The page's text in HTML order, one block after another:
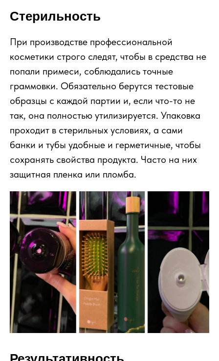
Стерильность
При производстве профессиональной
косметики строго следят, чтобы в средства не
попали примеси, соблюдались точные
граммовки. Обязательно берутся тестовые
образцы с каждой партии и, если что-то не
так, она полностью утилизируется. Упаковка
проходит в стерильных условиях, а сами
банки и тубы удобные и герметичные, чтобы
сохранять свойства продукта. Часто на них
защитная пленка или пломба.